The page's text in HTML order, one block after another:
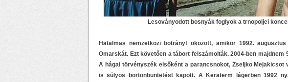
Lesoványodott bosnyák foglyok a trnopoljei
Hatalmas nemzetközi botrányt okozott, amikor 1992.
Omarskát. Ezt követően a tábort felszámolták. 2004-ben
A hágai törvényszék elsőként a parancsnokot, Zseljko
is súlyos börtönbüntetést kapott. A Keraterm lágerben 1992